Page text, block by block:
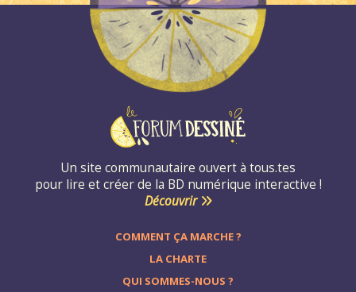
Un site communautaire ouvert à tous.tes
pour lire et créer de la BD numérique interactive !
Découvrir
COMMENT ÇA MARCHE ?
LA CHARTE
QUI SOMMES-NOUS ?